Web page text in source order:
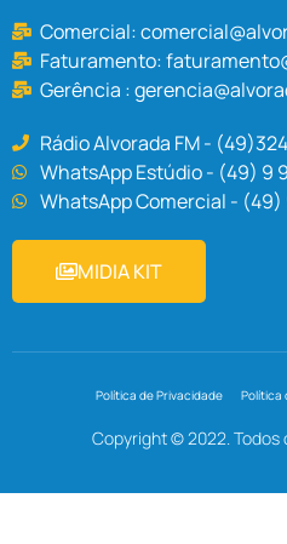
Comercial:
Faturamento:
Gerência :
Rádio Alvorada FM -
WhatsApp Estúdio - (49) 9
WhatsApp Comercial - (49)
MIDIA KIT
Política de Privacidade Política
Copyright © 2022. Todos